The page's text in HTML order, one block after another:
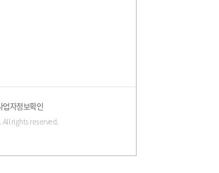
업자정보확인
rights reserved.